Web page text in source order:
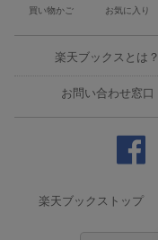
買い物かご お気に入り
楽天ブックスとは？
お問い合わせ窓口
楽天ブックストップ